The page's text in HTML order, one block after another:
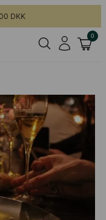
DKK
0